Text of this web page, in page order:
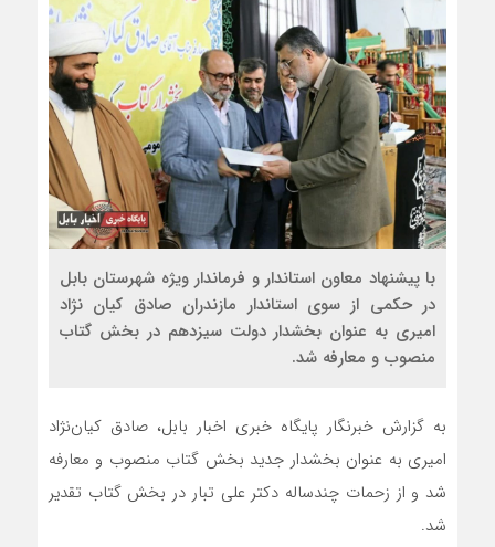
با پیشنهاد معاون استاندار و فرماندار ویژه شهرستان بابل
در حکمی از سوی استاندار مازندران صادق کیان نژاد
امیری به عنوان بخشدار دولت سیزدهم در بخش گتاب
منصوب و معارفه شد.
به گزارش خبرنگار پایگاه خبری اخبار بابل، صادق کیان‌نژاد
امیری به عنوان بخشدار جدید بخش گتاب منصوب و معارفه
شد و از زحمات چندساله دکتر علی تبار در بخش گتاب تقدیر
شد.